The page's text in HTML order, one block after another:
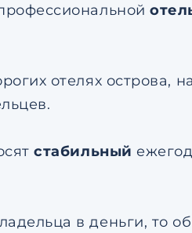
отелях острова,
стабильный
в деньги, то